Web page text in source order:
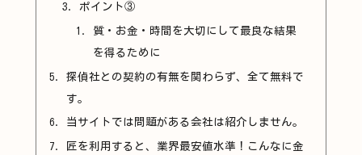
ポイント③
質・お金・時間を大切にして最良な結果
を得るために
探偵社との契約の有無を関わらず、全て無料で
す。
当サイトでは問題がある会社は紹介しません。
匠を利用すると、業界最安値水準！こんなに金